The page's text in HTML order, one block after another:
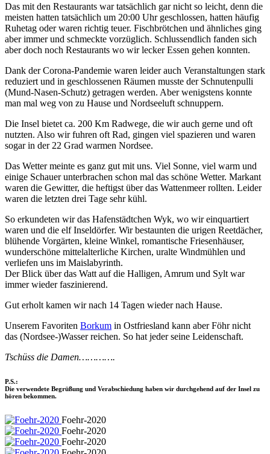
Das mit den Restaurants war tatsächlich gar nicht so leicht, denn die
meisten hatten tatsächlich um 20:00 Uhr geschlossen, hatten häufig
Ruhetag oder waren richtig teuer. Fischbrötchen und ähnliches ging
aber immer und schmeckte vorzüglich. Schlussendlich fanden sich
aber doch noch Restaurants wo wir lecker Essen gehen konnten.
Dank der Corona-Pandemie waren leider auch Veranstaltungen stark
reduziert und in geschlossenen Räumen musste der Schnutenpulli
(Mund-Nasen-Schutz) getragen werden. Aber wenigstens konnte
man mal weg von zu Hause und Nordseeluft schnuppern.
Die Insel bietet ca. 200 Km Radwege, die wir auch gerne und oft
nutzten. Also wir fuhren oft Rad, gingen viel spazieren und waren
sogar in der 22 Grad warmen Nordsee.
Das Wetter meinte es ganz gut mit uns. Viel Sonne, viel warm und
einige Schauer unterbrachen schon mal das schöne Wetter. Markant
waren die Gewitter, die heftigst über das Wattenmeer rollten. Leider
waren die letzten drei Tage sehr kühl.
So erkundeten wir das Hafenstädtchen Wyk, wo wir einquartiert
waren und die elf Inseldörfer. Wir bestaunten die urigen Reetdächer,
blühende Vorgärten, kleine Winkel, romantische Friesenhäuser,
wunderschöne mittelalterliche Kirchen, uralte Windmühlen und
verliefen uns im Maislabyrinth.
Der Blick über das Watt auf die Halligen, Amrum und Sylt war
immer wieder faszinierend.
Gut erholt kamen wir nach 14 Tagen wieder nach Hause.
Unserem Favoriten Borkum in Ostfriesland kann aber Föhr nicht
das (Nordsee-)Wasser reichen. So hat jeder seine Leidenschaft.
Tschüss die Damen………….
P.S.:
Die verwendete Begrüßung und Verabschiedung haben wir durchgehend auf der Insel zu
hören bekommen.
Foehr-2020
Foehr-2020
Foehr-2020